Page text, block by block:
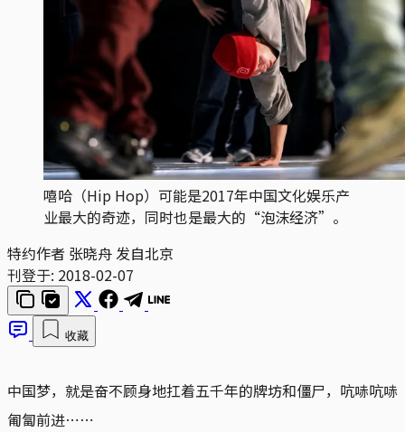
嘻哈（Hip Hop）可能是2017年中国文化娱乐产
业最大的奇迹，同时也是最大的“泡沫经济”。
特约作者 张晓舟 发自北京
刊登于: 2018-02-07
收藏
中国梦，就是奋不顾身地扛着五千年的牌坊和僵尸，吭哧吭哧
匍匐前进⋯⋯